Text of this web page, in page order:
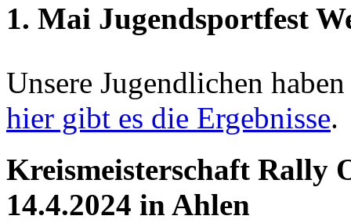
1. Mai Jugendsportfest
Unsere Jugendlichen
hier gibt es die Ergebnisse.
Kreismeisterschaft Rally
14.4.2024 in Ahlen